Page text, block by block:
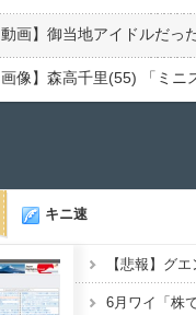
キニ速